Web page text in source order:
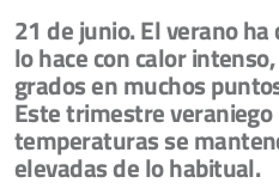
21 de junio. El verano
lo hace con calor
grados en muchos
Este trimestre veraniego
temperaturas se
elevadas de lo habitual.